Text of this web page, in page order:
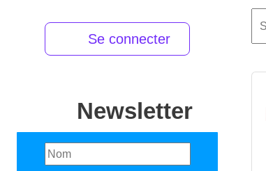
Se connecter
Newsletter